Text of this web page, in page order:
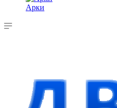
Арки